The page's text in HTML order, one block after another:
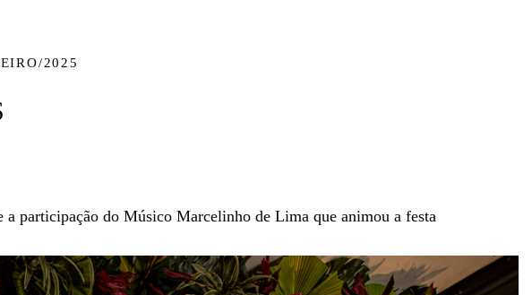
2025
a participação do Músico Marcelinho de Lima que animou a festa